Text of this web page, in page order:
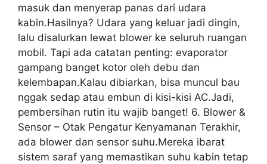
masuk dan menyerap panas dari udara
kabin.Hasilnya? Udara yang keluar jadi dingin,
lalu disalurkan lewat blower ke seluruh ruangan
mobil. Tapi ada catatan penting: evaporator
gampang banget kotor oleh debu dan
kelembapan.Kalau dibiarkan, bisa muncul bau
nggak sedap atau embun di kisi-kisi AC.Jadi,
pembersihan rutin itu wajib banget! 6. Blower &
Sensor – Otak Pengatur Kenyamanan Terakhir,
ada blower dan sensor suhu.Mereka ibarat
sistem saraf yang memastikan suhu kabin tetap